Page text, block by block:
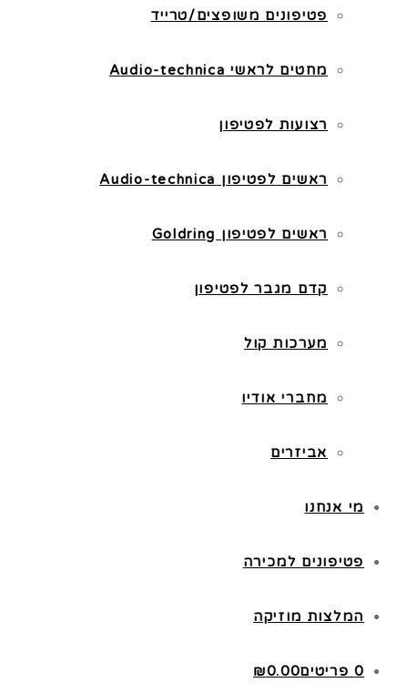
פטיפונים משופצים/טרייד
מחטים לראשי Audio-technica
רצועות לפטיפון
ראשים לפטיפון Audio-technica
ראשים לפטיפון Goldring
קדם מגבר לפטיפון
מערכות קול
מחברי אודיו
אביזרים
מי אנחנו
פטיפונים למכירה
המלצות מוזיקה
0 פריטים ₪0.00